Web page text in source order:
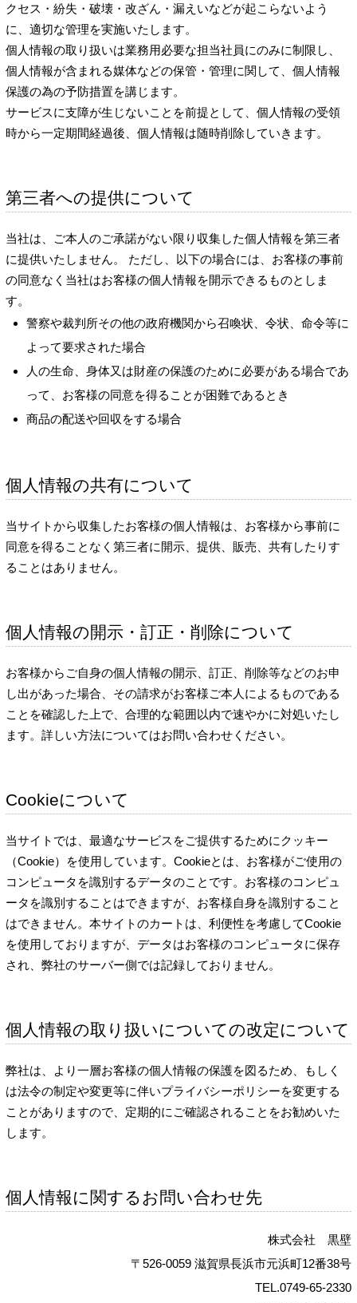
クセス・紛失・破壊・改ざん・漏えいなどが起こらないよう
に、適切な管理を実施いたします。
個人情報の取り扱いは業務用必要な担当社員にのみに制限し、
個人情報が含まれる媒体などの保管・管理に関して、個人情報
保護の為の予防措置を講じます。
サービスに支障が生じないことを前提として、個人情報の受領
時から一定期間経過後、個人情報は随時削除していきます。
第三者への提供について
当社は、ご本人のご承諾がない限り収集した個人情報を第三者
に提供いたしません。 ただし、以下の場合には、お客様の事前
の同意なく当社はお客様の個人情報を開示できるものとしま
す。
警察や裁判所その他の政府機関から召喚状、令状、命令等に
よって要求された場合
人の生命、身体又は財産の保護のために必要がある場合であ
って、お客様の同意を得ることが困難であるとき
商品の配送や回収をする場合
個人情報の共有について
当サイトから収集したお客様の個人情報は、お客様から事前に
同意を得ることなく第三者に開示、提供、販売、共有したりす
ることはありません。
個人情報の開示・訂正・削除について
お客様からご自身の個人情報の開示、訂正、削除等などのお申
し出があった場合、その請求がお客様ご本人によるものである
ことを確認した上で、合理的な範囲以内で速やかに対処いたし
ます。詳しい方法についてはお問い合わせください。
Cookieについて
当サイトでは、最適なサービスをご提供するためにクッキー
（Cookie）を使用しています。Cookieとは、お客様がご使用の
コンピュータを識別するデータのことです。お客様のコンピュ
ータを識別することはできますが、お客様自身を識別すること
はできません。本サイトのカートは、利便性を考慮してCookie
を使用しておりますが、データはお客様のコンピュータに保存
され、弊社のサーバー側では記録しておりません。
個人情報の取り扱いについての改定について
弊社は、より一層お客様の個人情報の保護を図るため、もしく
は法令の制定や変更等に伴いプライバシーポリシーを変更する
ことがありますので、定期的にご確認されることをお勧めいた
します。
個人情報に関するお問い合わせ先
株式会社 黒壁
〒526-0059 滋賀県長浜市元浜町12番38号
TEL.0749-65-2330